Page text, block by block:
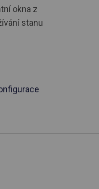
okna z
stanu